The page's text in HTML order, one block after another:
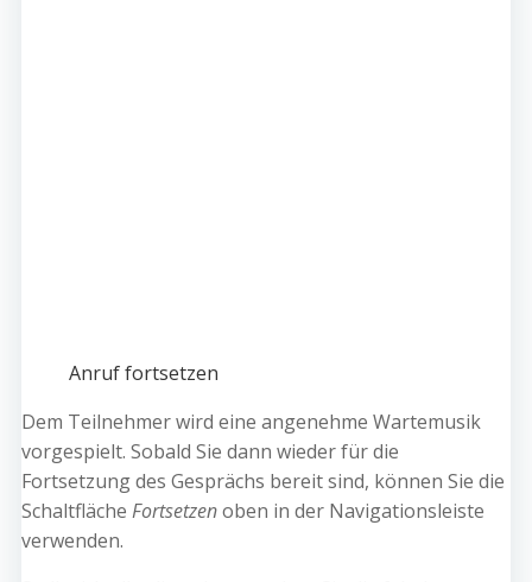
Anruf fortsetzen
Dem Teilnehmer wird eine angenehme Wartemusik
vorgespielt. Sobald Sie dann wieder für die
Fortsetzung des Gesprächs bereit sind, können Sie die
Schaltfläche Fortsetzenoben in der Navigationsleiste
verwenden.